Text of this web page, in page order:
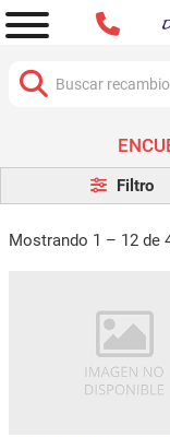
Filtro
Mostrando 1 – 12 de